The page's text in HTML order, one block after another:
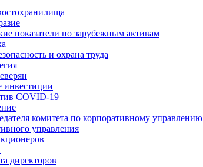
показатели по зарубежным активам
и охрана труда
инвестиции
COVID‑19
комитета по корпоративному управлению
управления
директоров